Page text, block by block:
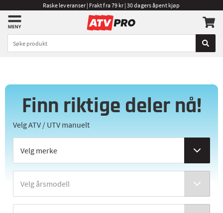
Raske leveranser | Frakt fra 79 kr | 30 dagers åpent kjøp
Finn riktige deler nå!
Velg ATV / UTV manuelt